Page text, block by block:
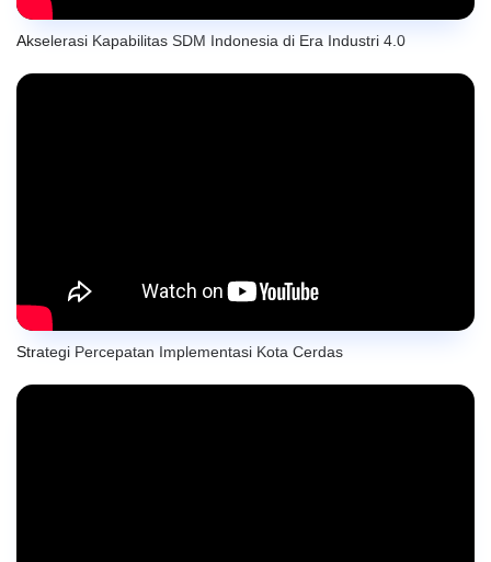
Akselerasi Kapabilitas SDM Indonesia di Era Industri 4.0
Strategi Percepatan Implementasi Kota Cerdas